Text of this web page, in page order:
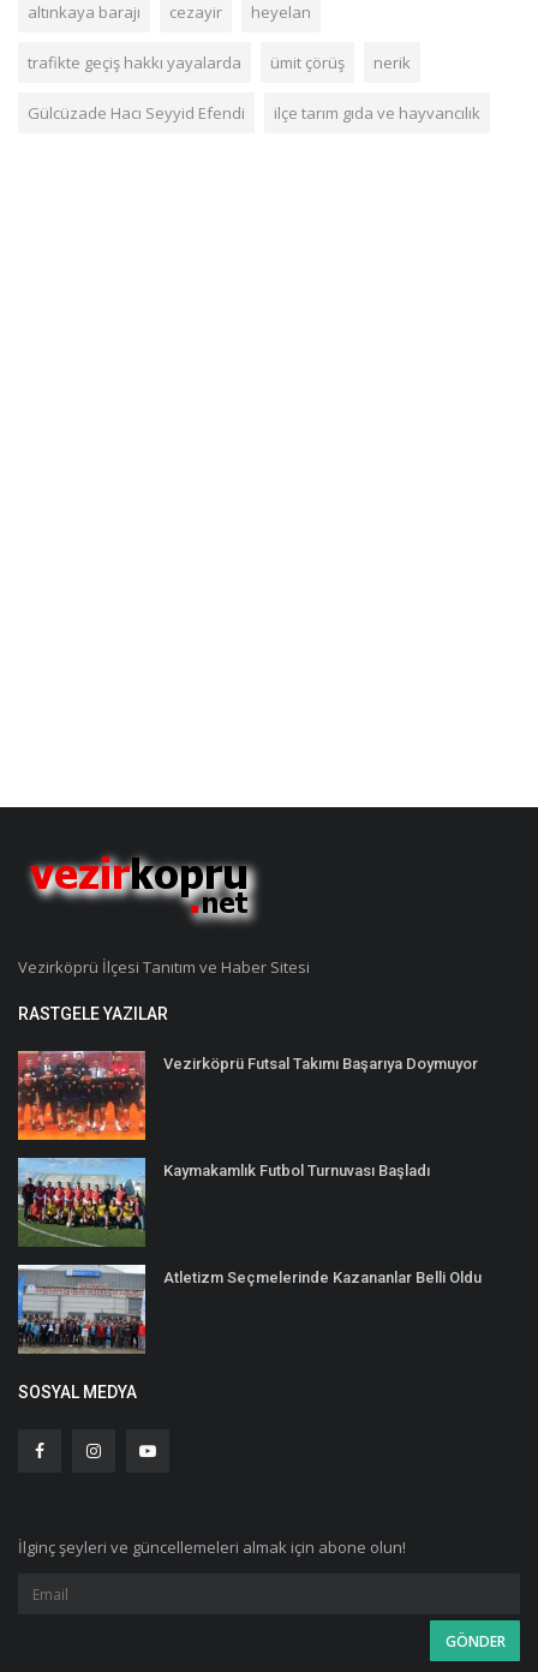
altınkaya barajı cezayir heyelan
trafikte geçiş hakkı yayalarda ümit çörüş nerik
Gülcüzade Hacı Seyyid Efendi ilçe tarım gıda ve hayvancılık
Vezirköprü İlçesi Tanıtım ve Haber Sitesi
RASTGELE YAZILAR
Vezirköprü Futsal Takımı Başarıya Doymuyor
Kaymakamlık Futbol Turnuvası Başladı
Atletizm Seçmelerinde Kazananlar Belli Oldu
SOSYAL MEDYA
İlginç şeyleri ve güncellemeleri almak için abone olun!